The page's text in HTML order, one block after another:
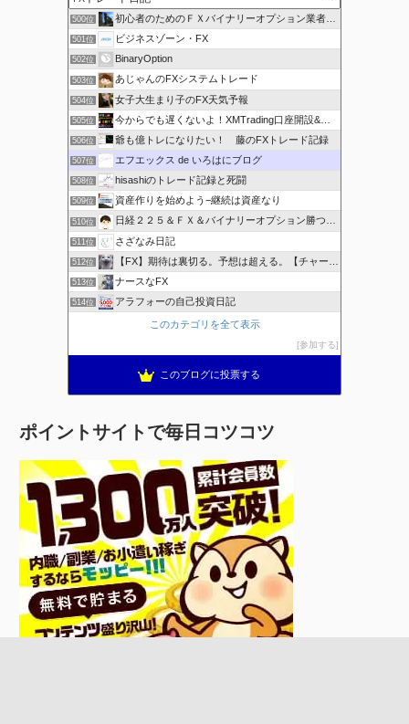
500位 初心者のためのＦＸバイナリーオプション業者比較.com
501位 ビジネスゾーン・FX
502位 BinaryOption
503位 あじゃんのFXシステムトレード
504位 女子大生まり子のFX天気予報
505位 今からでも遅くないよ！XMTrading口座開設&攻略ブログ
506位 爺も億トレになりたい！ 藤のFXトレード記録
507位 エフエックス de いろはにブログ
508位 hisashiのトレード記録と死闘
509位 資産作りを始めよう−継続は資産なり
510位 日経２２５＆ＦＸ＆バイナリーオプション勝つための
511位 さざなみ日記
512位 【FX】期待は裏切る。予想は超える。【チャート学びブログ】
513位 ナースなFX
514位 アラフォーの自己投資日記
このカテゴリを全て表示
参加する
このブログに投票する
ポイントサイトで毎日コツコツ